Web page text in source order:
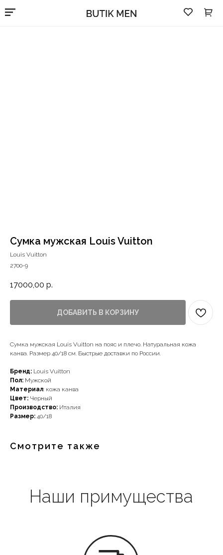
Сумка мужская Louis Vuitton
Louis Vuitton
2700-9
17000,00 р.
ДОБАВИТЬ В КОРЗИНУ
Сумка мужская Louis Vuitton на пояс и плечо. Натуральная кожа
канва. Размер 40/18 см. Быстрые доставки по России.
Бренд: Louis Vuitton
Пол: Мужской
Материал: кожа канва
Цвет: Черный
Производство: Италия
Размер: 40/18
Смотрите также
Наши примущества